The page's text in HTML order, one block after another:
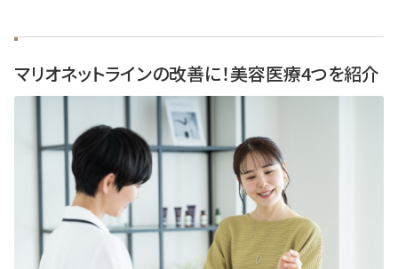
マリオネットラインの改善に！美容医療4つを紹介